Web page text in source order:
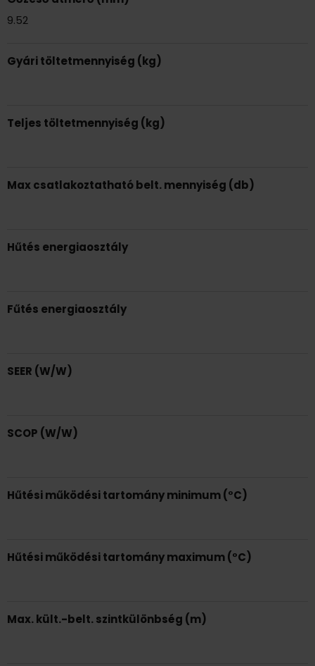
9.52
Gyári töltetmennyiség (kg)
Teljes töltetmennyiség (kg)
Max csatlakoztatható belt. mennyiség (db)
Hűtés energiaosztály
Fűtés energiaosztály
SEER (W/W)
SCOP (W/W)
Hűtési működési tartomány minimum (°C)
Hűtési működési tartomány maximum (°C)
Max. kült.-belt. szintkülönbség (m)